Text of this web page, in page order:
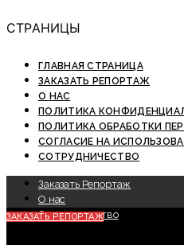
СТРАНИЦЫ
ГЛАВНАЯ СТРАНИЦА
ЗАКАЗАТЬ РЕПОРТАЖ
О НАС
ПОЛИТИКА
ПОЛИТИКА ОБРАБОТКИ
СОГЛАСИЕ НА
СОТРУДНИЧЕСТВО
Заказать Репортаж
О нас
Сотрудничество
ЗАКАЗАТЬ РЕПОРТАЖ